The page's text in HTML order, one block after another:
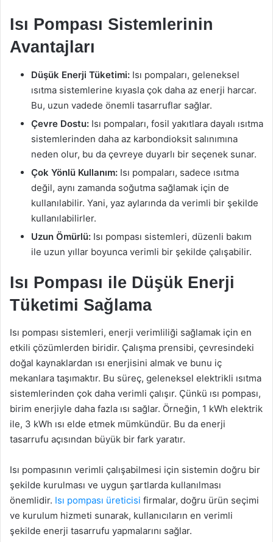
Isı Pompası Sistemlerinin
Avantajları
Düşük Enerji Tüketimi: Isı pompaları, geleneksel
ısıtma sistemlerine kıyasla çok daha az enerji harcar.
Bu, uzun vadede önemli tasarruflar sağlar.
Çevre Dostu: Isı pompaları, fosil yakıtlara dayalı ısıtma
sistemlerinden daha az karbondioksit salınımına
neden olur, bu da çevreye duyarlı bir seçenek sunar.
Çok Yönlü Kullanım: Isı pompaları, sadece ısıtma
değil, aynı zamanda soğutma sağlamak için de
kullanılabilir. Yani, yaz aylarında da verimli bir şekilde
kullanılabilirler.
Uzun Ömürlü: Isı pompası sistemleri, düzenli bakım
ile uzun yıllar boyunca verimli bir şekilde çalışabilir.
Isı Pompası ile Düşük Enerji
Tüketimi Sağlama
Isı pompası sistemleri, enerji verimliliği sağlamak için en
etkili çözümlerden biridir. Çalışma prensibi, çevresindeki
doğal kaynaklardan ısı enerjisini almak ve bunu iç
mekanlara taşımaktır. Bu süreç, geleneksel elektrikli ısıtma
sistemlerinden çok daha verimli çalışır. Çünkü ısı pompası,
birim enerjiyle daha fazla ısı sağlar. Örneğin, 1 kWh elektrik
ile, 3 kWh ısı elde etmek mümkündür. Bu da enerji
tasarrufu açısından büyük bir fark yaratır.
Isı pompasının verimli çalışabilmesi için sistemin doğru bir
şekilde kurulması ve uygun şartlarda kullanılması
önemlidir. Isı pompası üreticisi firmalar, doğru ürün seçimi
ve kurulum hizmeti sunarak, kullanıcıların en verimli
şekilde enerji tasarrufu yapmalarını sağlar.